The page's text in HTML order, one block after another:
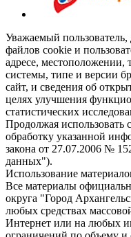
Уважаемый
файлов cookie и
адресе, местоположении,
системы, типе и версии
сайт, и сведения об
целях улучшения
статистических
Продолжая использовать
обработку указанной
закона от 27.07.2006 №
данных").
Использование
Все материалы
округа "Город
любых средствах
Интернет или на любых